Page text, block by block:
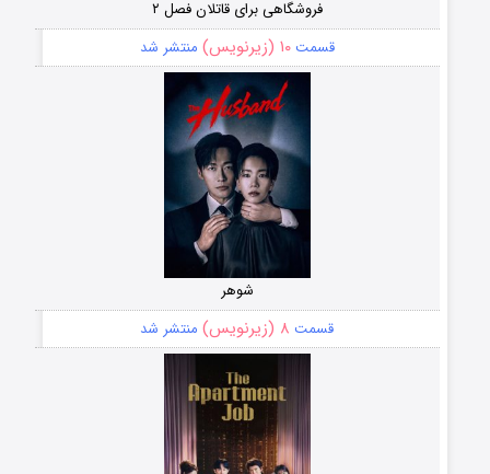
فروشگاهی برای قاتلان فصل ۲
قسمت۱۰ (زیرنویس) منتشر شد
شوهر
قسمت ۸ (زیرنویس) منتشر شد